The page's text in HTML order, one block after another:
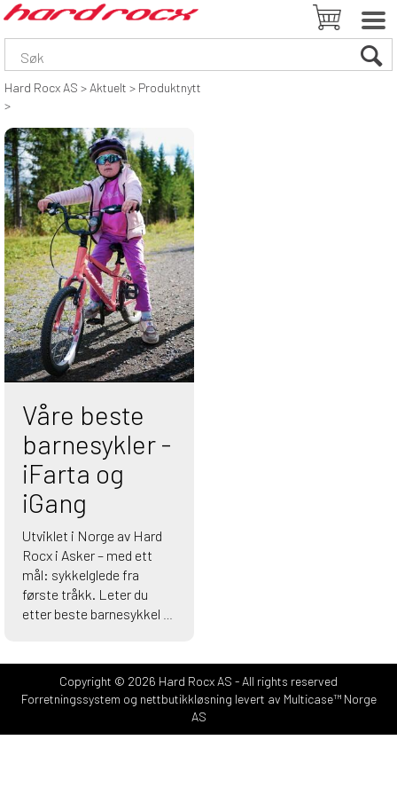
Hard Rocx AS>Aktuelt>Produktnytt
>
Våre beste
barnesykler -
iFarta og
iGang
Utviklet i Norge av Hard
Rocx i Asker – med ett
mål: sykkelglede fra
første tråkk. Leter du
etter beste barnesykkel til
designet spesielt for barn,
med fokus på lav vekt,
riktig sittestilling,
Copyright © 2026 Hard Rocx AS - All rights reserved
Forretningssystem og nettbutikkløsning levert av Multicase™ Norge
AS